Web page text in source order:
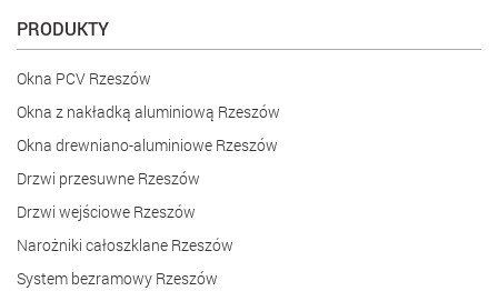
PRODUKTY
Okna PCV Rzeszów
Okna z nakładką aluminiową Rzeszów
Okna drewniano-aluminiowe Rzeszów
Drzwi przesuwne Rzeszów
Drzwi wejściowe Rzeszów
Narożniki całoszklane Rzeszów
System bezramowy Rzeszów